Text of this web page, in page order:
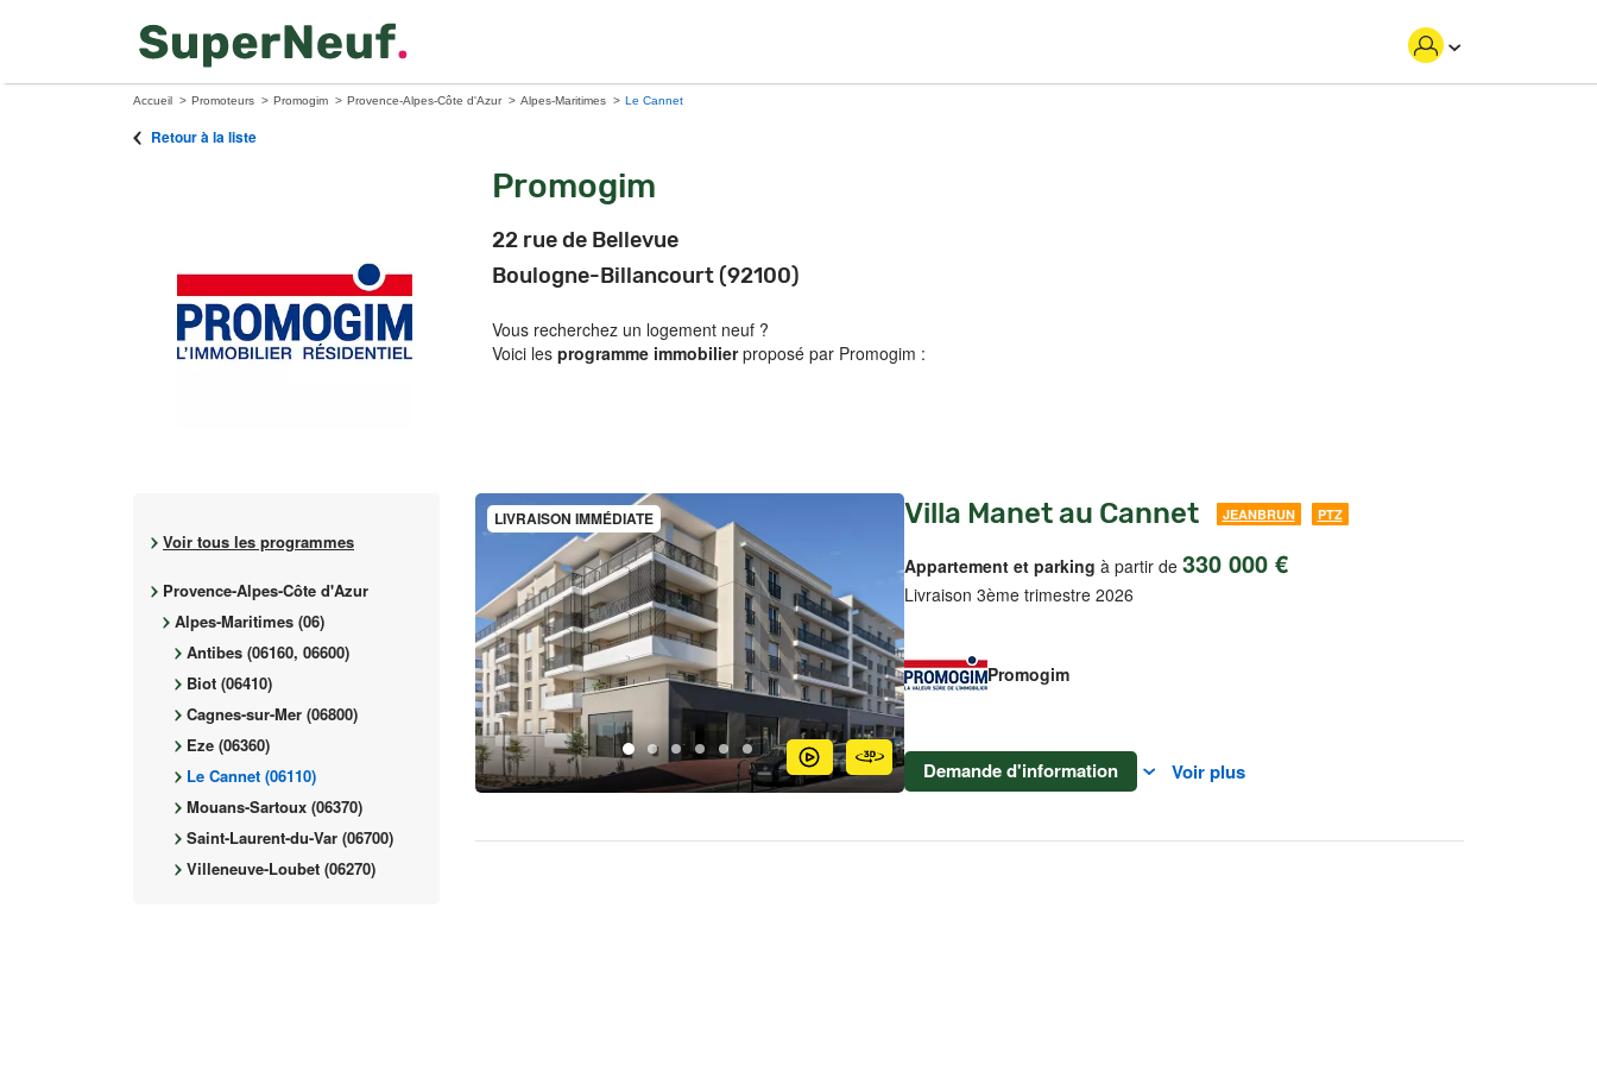
Accueil Promoteurs Promogim Provence-Alpes-Côte d'Azur Alpes-Maritimes Le Cannet
Retour à la liste
Promogim
22 rue de Bellevue
Boulogne-Billancourt (92100)
Vous recherchez un logement neuf ?
Voici les programme immobilierproposé par Promogim :
LIVRAISON IMMÉDIATE Villa Manet au Cannet JEANBRUN PTZ
Appartement et parking à partir de 330 000 €
Livraison 3ème trimestre 2026
Promogim
Demande d'information Voir plus
Voir tous les programmes
Provence-Alpes-Côte d'Azur
Alpes-Maritimes (06)
Antibes (06160, 06600)
Biot (06410)
Cagnes-sur-Mer (06800)
Eze (06360)
Le Cannet (06110)
Mouans-Sartoux (06370)
Saint-Laurent-du-Var (06700)
Villeneuve-Loubet (06270)